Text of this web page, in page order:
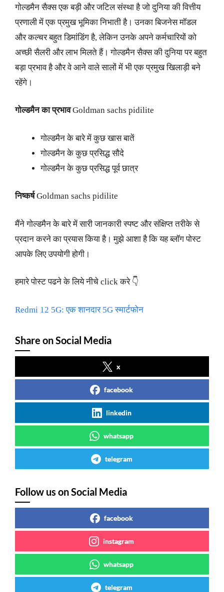
गोल्डमैन सैक्स एक बड़ी और जटिल संस्था है जो दुनिया की वित्तीय
प्रणाली में एक प्रमुख भूमिका निभाती है। उनका बिजनेस मॉडल
और कल्चर बहुत डिमांडिंग है, लेकिन उनके अपने कर्मचारियों को
अच्छी सैलरी और लाभ मिलते हैं। गोल्डमैन सैक्स की दुनिया पर बहुत
बड़ा प्रभाव है और वे आने वाले सालों में भी एक प्रमुख खिलाड़ी बने
रहेंगे।
गोल्डमैन का प्रभावGoldman sachs pidilite
गोल्डमैन के बारे में कुछ खास बातें
गोल्डमैन के कुछ प्रसिद्ध सौदे
गोल्डमैन के कुछ प्रसिद्ध पूर्व छात्र
निष्कर्षGoldman sachs pidilite
मैंने गोल्डमैन के बारे में सारी जानकारी स्पष्ट और संक्षिप्त तरीके से
प्रदान करने का प्रयास किया है। मुझे आशा है कि यह ब्लॉग पोस्ट
आपके लिए उपयोगी होगी।
हमारे पोस्ट पढने के लिये नीचे click करे 👇
Redmi 12 5G: एक शानदार 5G स्मार्टफोन
Share on Social Media
x
facebook
linkedin
whatsapp
telegram
Follow us on Social Media
facebook
instagram
whatsapp
telegram